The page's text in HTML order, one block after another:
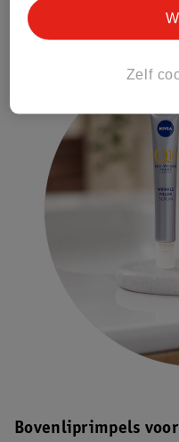
Laserbehandelingen
fijne rimpeltjes
Bovenliprimpels
Zelf